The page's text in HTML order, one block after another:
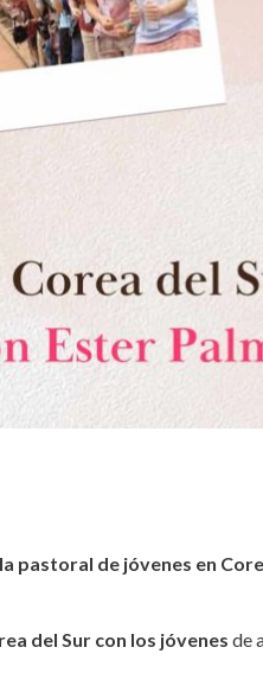
la pastoral de jóvenes en
del Sur con los jóvenes de